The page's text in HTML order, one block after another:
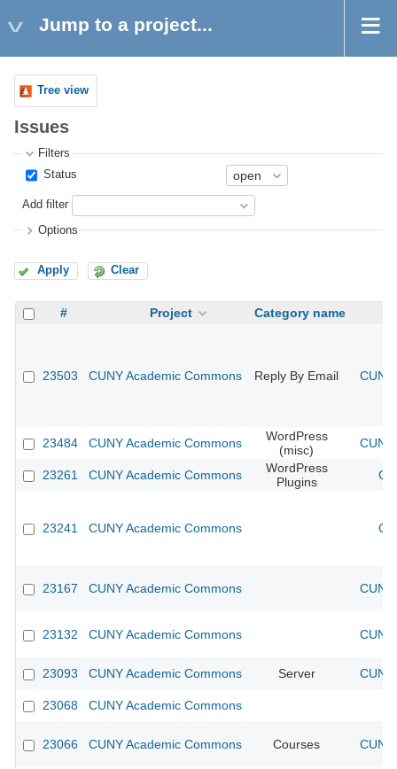
Jump to a project...
Tree view
Issues
Filters
Status
Add filter
Options
Apply Clear
# Project Category name
23503 CUNY Academic Commons Reply By Email
23484 CUNY Academic Commons
WordPress
(misc)
23261 CUNY Academic Commons
WordPress
Plugins
23241 CUNY Academic Commons
23167 CUNY Academic Commons
23132 CUNY Academic Commons
23093 CUNY Academic Commons Server
23068 CUNY Academic Commons
23066 CUNY Academic Commons Courses